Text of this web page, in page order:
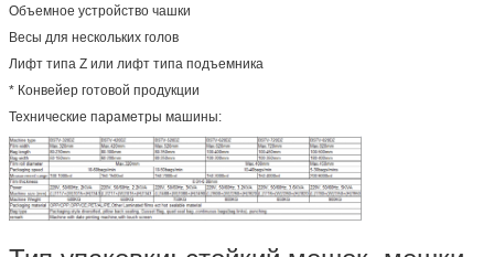
Объемное устройство чашки
Весы для нескольких голов
Лифт типа Z или лифт типа подъемника
* Конвейер готовой продукции
Технические параметры машины: